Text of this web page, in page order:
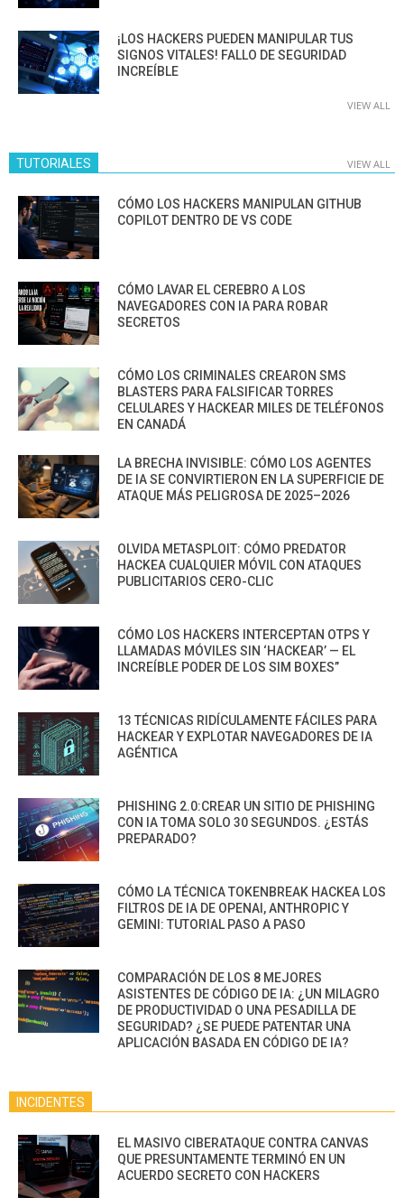
¡LOS HACKERS PUEDEN MANIPULAR TUS
SIGNOS VITALES! FALLO DE SEGURIDAD
INCREÍBLE
VIEW ALL
TUTORIALES VIEW ALL
CÓMO LOS HACKERS MANIPULAN GITHUB
COPILOT DENTRO DE VS CODE
CÓMO LAVAR EL CEREBRO A LOS
NAVEGADORES CON IA PARA ROBAR
SECRETOS
CÓMO LOS CRIMINALES CREARON SMS
BLASTERS PARA FALSIFICAR TORRES
CELULARES Y HACKEAR MILES DE TELÉFONOS
EN CANADÁ
LA BRECHA INVISIBLE: CÓMO LOS AGENTES
DE IA SE CONVIRTIERON EN LA SUPERFICIE DE
ATAQUE MÁS PELIGROSA DE 2025–2026
OLVIDA METASPLOIT: CÓMO PREDATOR
HACKEA CUALQUIER MÓVIL CON ATAQUES
PUBLICITARIOS CERO-CLIC
CÓMO LOS HACKERS INTERCEPTAN OTPS Y
LLAMADAS MÓVILES SIN ‘HACKEAR’ — EL
INCREÍBLE PODER DE LOS SIM BOXES”
13 TÉCNICAS RIDÍCULAMENTE FÁCILES PARA
HACKEAR Y EXPLOTAR NAVEGADORES DE IA
AGÉNTICA
PHISHING 2.0:CREAR UN SITIO DE PHISHING
CON IA TOMA SOLO 30 SEGUNDOS. ¿ESTÁS
PREPARADO?
CÓMO LA TÉCNICA TOKENBREAK HACKEA LOS
FILTROS DE IA DE OPENAI, ANTHROPIC Y
GEMINI: TUTORIAL PASO A PASO
COMPARACIÓN DE LOS 8 MEJORES
ASISTENTES DE CÓDIGO DE IA: ¿UN MILAGRO
DE PRODUCTIVIDAD O UNA PESADILLA DE
SEGURIDAD? ¿SE PUEDE PATENTAR UNA
APLICACIÓN BASADA EN CÓDIGO DE IA?
INCIDENTES
EL MASIVO CIBERATAQUE CONTRA CANVAS
QUE PRESUNTAMENTE TERMINÓ EN UN
ACUERDO SECRETO CON HACKERS